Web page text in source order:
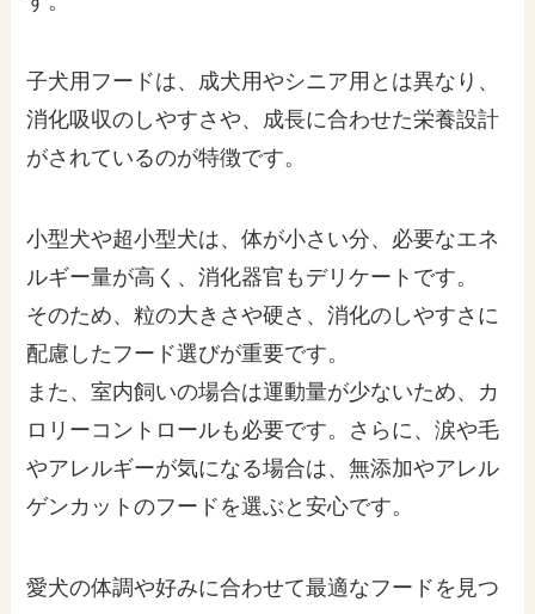
子犬用フードは、成犬用やシニア用とは異なり、
消化吸収のしやすさや、成長に合わせた栄養設計
がされているのが特徴です。
小型犬や超小型犬は、体が小さい分、必要なエネ
ルギー量が高く、消化器官もデリケートです。
そのため、粒の大きさや硬さ、消化のしやすさに
配慮したフード選びが重要です。
また、室内飼いの場合は運動量が少ないため、カ
ロリーコントロールも必要です。さらに、涙や毛
やアレルギーが気になる場合は、無添加やアレル
ゲンカットのフードを選ぶと安心です。
愛犬の体調や好みに合わせて最適なフードを見つ